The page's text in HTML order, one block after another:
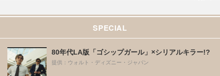
SPECIAL
80年代LA版「ゴシップガール」×シリアルキラー!?
提供：ウォルト・ディズニー・ジャパン